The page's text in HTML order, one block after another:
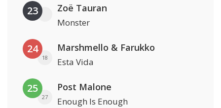
23 Zoë Tauran
Monster
24
18
Marshmello & Farukko
Esta Vida
25
27
Post Malone
Enough Is Enough